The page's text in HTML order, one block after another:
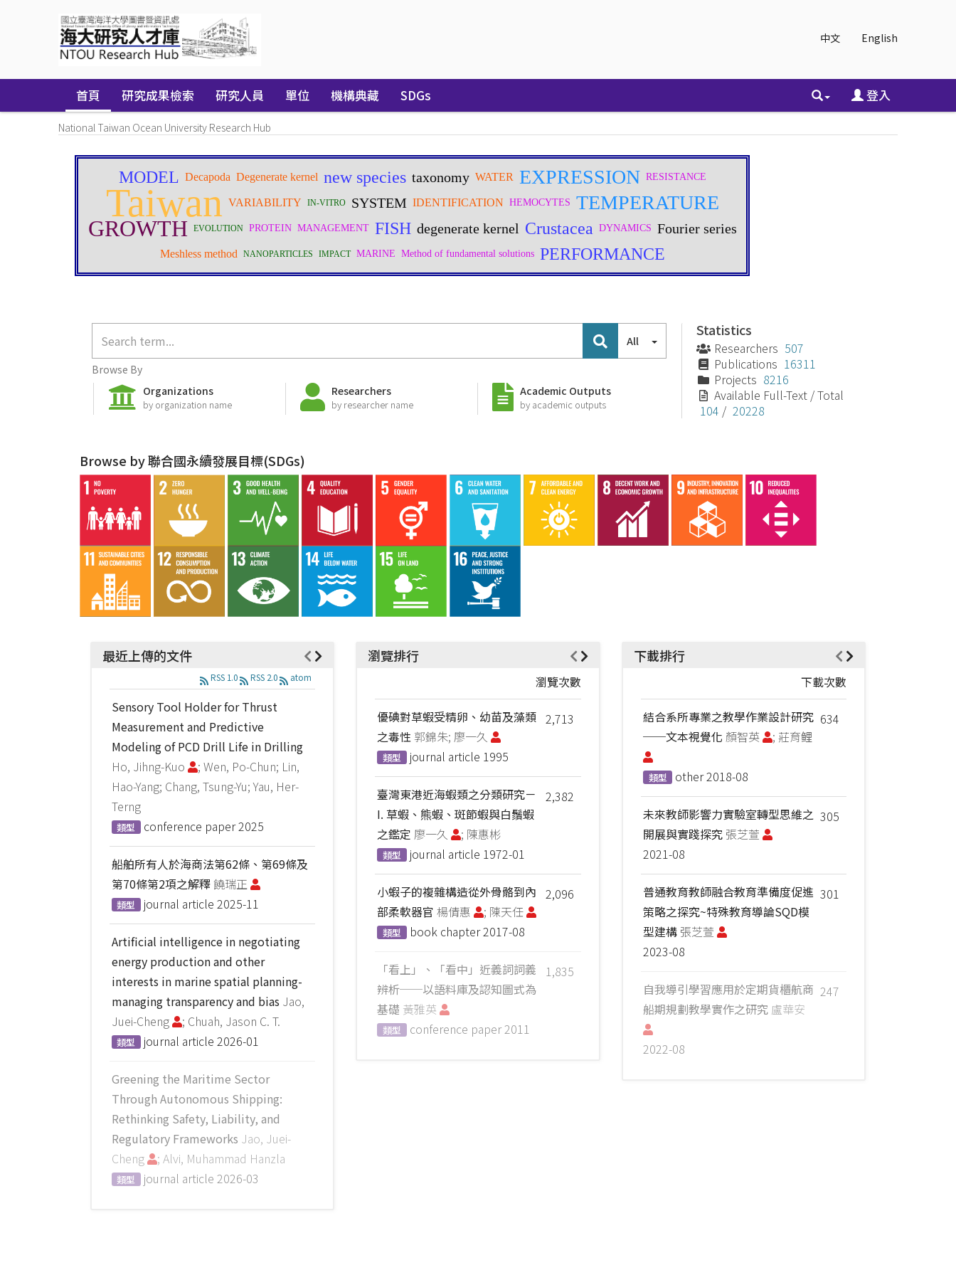
中文 English
首頁 研究成果檢索 研究人員 單位 機構典藏 SDGs 登入
National Taiwan Ocean University Research Hub
All
Browse By
Organizations
by organization name
Researchers
by researcher name
Academic Outputs
by academic outputs
Statistics
Researchers 507
Publications 16311
Projects 8216
Available Full-Text / Total
104 / 20228
Browse by 聯合國永續發展目標(SDGs)
最近上傳的文件
RSS 1.0 RSS 2.0 atom
Sensory Tool Holder for Thrust
Measurement and Predictive
Modeling of PCD Drill Life in Drilling
Ho, Jihng-Kuo
; Wen, Po-Chun; Lin,
Hao-Yang; Chang, Tsung-Yu; Yau, Her-
Terng
類型 conference paper2025
船舶所有人於海商法第62條、第69條及
第70條第2項之解釋饒瑞正
類型 journal article 2025-11
Artificial intelligence in negotiating
energy production and other
interests in marine spatial planning-
managing transparency and bias Jao,
Juei-Cheng
; Chuah, Jason C. T.
類型 journal article 2026-01
Greening the Maritime Sector
Through Autonomous Shipping:
Rethinking Safety, Liability, and
Regulatory Frameworks Jao, Juei-
Cheng
; Alvi, Muhammad Hanzla
類型 journal article 2026-03
瀏覽排行
瀏覽次數
2,713
優碘對草蝦受精卵、幼苗及藻類
之毒性郭錦朱; 廖一久
類型 journal article 1995
2,382
臺灣東港近海蝦類之分類研究－
I. 草蝦、熊蝦、斑節蝦與白鬚蝦
之鑑定 廖一久 ; 陳惠彬
類型 journal article 1972-01
2,096
小蝦子的複雜構造從外骨骼到內
部柔軟器官 楊倩惠 ; 陳天任
類型 book chapter2017-08
1,835
「看上」、「看中」近義詞詞義
辨析──以語料庫及認知圖式為
基礎 黃雅英
類型 conference paper2011
下載排行
下載次數
634
結合系所專業之教學作業設計研究
──文本視覺化 顏智英 ; 莊育鲤
類型 other2018-08
305
未來教師影響力實驗室轉型思維之
開展與實踐探究 張芝萱
2021-08
301
普通教育教師融合教育準備度促進
策略之探究~特殊教育導論SQD模
型建構 張芝萱
2023-08
247
自我導引學習應用於定期貨櫃航商
船期規劃教學實作之研究 盧華安
2022-08